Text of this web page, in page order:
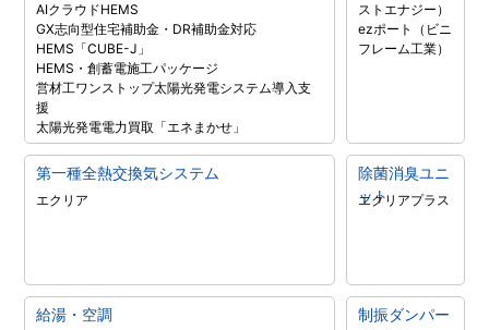
AIクラウドHEMS
GX志向型住宅補助金・DR補助金対応
HEMS「CUBE-J」
HEMS・創蓄電施工パッケージ
営材工ワンストップ太陽光発電システム導入支
援
太陽光発電電力買取「エネまかせ」
ストエナジー）
ezポート（ビニ
フレーム工業）
第一種全熱交換気システム
エクリア
除菌消臭ユニ
ット
エクリアプラス
給湯・空調 制振ダンパー